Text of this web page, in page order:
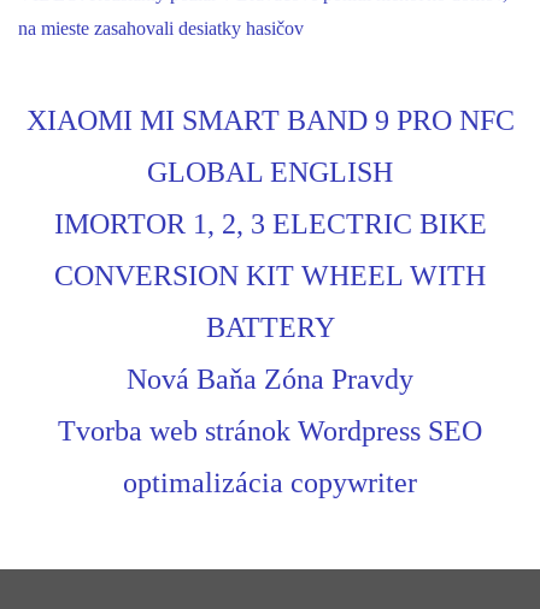
na mieste zasahovali desiatky hasičov
XIAOMI MI SMART BAND 9 PRO NFC
GLOBAL ENGLISH
IMORTOR 1, 2, 3 ELECTRIC BIKE
CONVERSION KIT WHEEL WITH
BATTERY
Nová Baňa Zóna Pravdy
Tvorba web stránok Wordpress SEO
optimalizácia copywriter